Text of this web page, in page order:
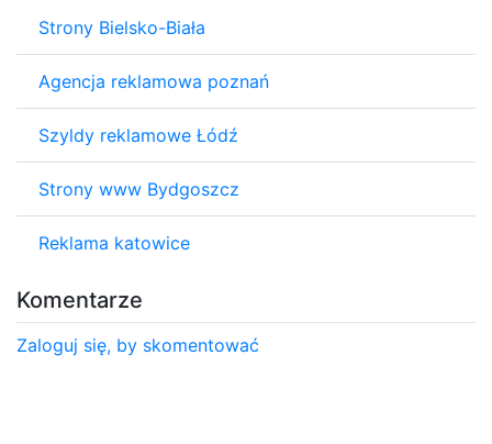
Strony Bielsko-Biała
Agencja reklamowa poznań
Szyldy reklamowe Łódź
Strony www Bydgoszcz
Reklama katowice
Komentarze
Zaloguj się, by skomentować